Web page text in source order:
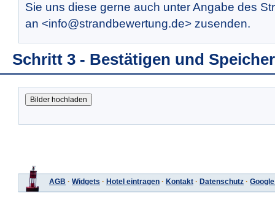
Sie uns diese gerne auch unter Angabe des
an <info@strandbewertung.de> zusenden.
Schritt 3 - Bestätigen und
AGB · Widgets · Hotel eintragen · Kontakt · Datenschutz ·